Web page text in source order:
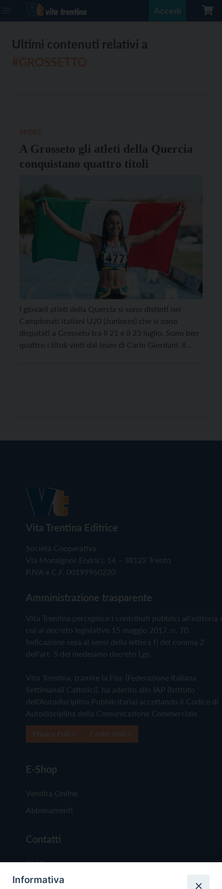
Accedi
Ultimi contenuti relativi a
A Grosseto gli atleti della Quercia
conquistano quattro titoli
I giovani atleti della Quercia si sono distinti nei
Campionati italiani U20 (Juniores) che si sono
disputati a Grosseto tra il 21 e il 23 luglio. Sono ben
quattro i titoli vinti dal team di Carlo Giordani. Il
Vita Trentina Editrice
Società Cooperativa
Via Monsignor Endrici, 14 – 38122 Trento
P.IVA e C.F. 00199960220
Amministrazione trasparente
Vita Trentina percepisce i contributi pubblici all'editoria
cui al decreto legislativo 15 maggio 2017, n. 70.
Indicazione resa ai sensi della lettera f) del comma 2
dell'art. 5 del medesimo decreto Lgs.
Vita Trentina, tramite la Fisc (Federazione Italiana
Settimanali Cattolici), ha aderito allo IAP (Istituto
dell'Autodisciplina Pubblicitaria) accettando il Codice di
Autodisciplina della Comunicazione Commerciale
E-Shop
Vendita Online
Abbonamenti
Contatti
Chi Siamo
Redazione
Informativa